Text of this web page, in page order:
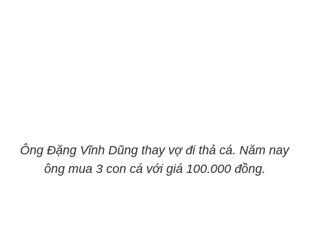
Ông Đặng Vĩnh Dũng thay vợ đi thả cá. Năm nay
ông mua 3 con cá với giá 100.000 đồng.